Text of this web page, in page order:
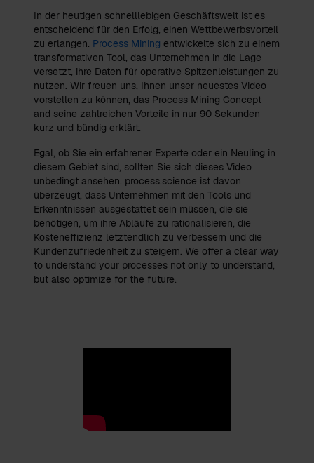
In der heutigen schnelllebigen Geschäftswelt ist es
entscheidend für den Erfolg, einen Wettbewerbsvorteil
zu erlangen. Process Mining entwickelte sich zu einem
transformativen Tool, das Unternehmen in die Lage
versetzt, ihre Daten für operative Spitzenleistungen zu
nutzen. Wir freuen uns, Ihnen unser neuestes Video
vorstellen zu können, das Process Mining Concept
and seine zahlreichen Vorteile in nur 90 Sekunden
kurz und bündig erklärt.
Egal, ob Sie ein erfahrener Experte oder ein Neuling in
diesem Gebiet sind, sollten Sie sich dieses Video
unbedingt ansehen. process.science ist davon
überzeugt, dass Unternehmen mit den Tools und
Erkenntnissen ausgestattet sein müssen, die sie
benötigen, um ihre Abläufe zu rationalisieren, die
Kosteneffizienz letztendlich zu verbessern und die
Kundenzufriedenheit zu steigern. We offer a clear way
to understand your processes not only to understand,
but also optimize for the future.